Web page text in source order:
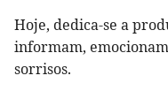
Hoje, dedica-se a
informam,
sorrisos.